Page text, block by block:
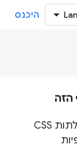
היכנס
הזה
שאילתות CSS